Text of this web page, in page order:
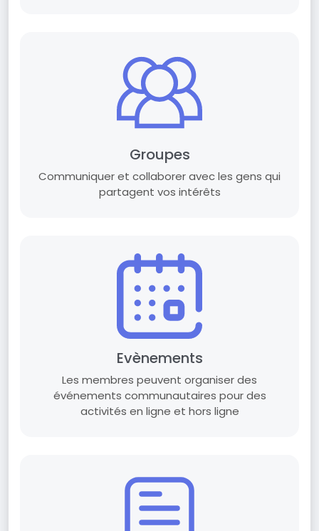
Groupes
Communiquer et collaborer avec les gens qui
partagent vos intérêts
Evènements
Les membres peuvent organiser des
événements communautaires pour des
activités en ligne et hors ligne